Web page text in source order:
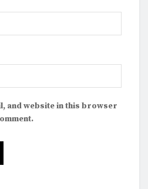
and website in this browser